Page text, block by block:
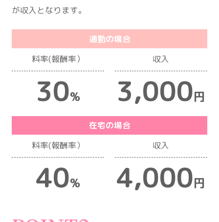
が収入となります。
通勤の場合
料率(報酬率）
30%
収入
3,000円
在宅の場合
料率(報酬率）
40%
収入
4,000円